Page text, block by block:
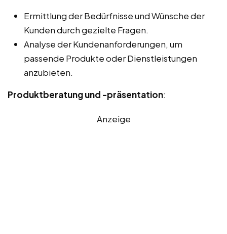
Ermittlung der Bedürfnisse und Wünsche der
Kunden durch gezielte Fragen.
Analyse der Kundenanforderungen, um
passende Produkte oder Dienstleistungen
anzubieten.
Produktberatung und -präsentation:
Anzeige